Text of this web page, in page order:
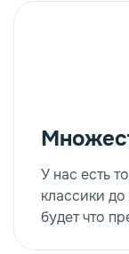
У нас есть
классики
будет что